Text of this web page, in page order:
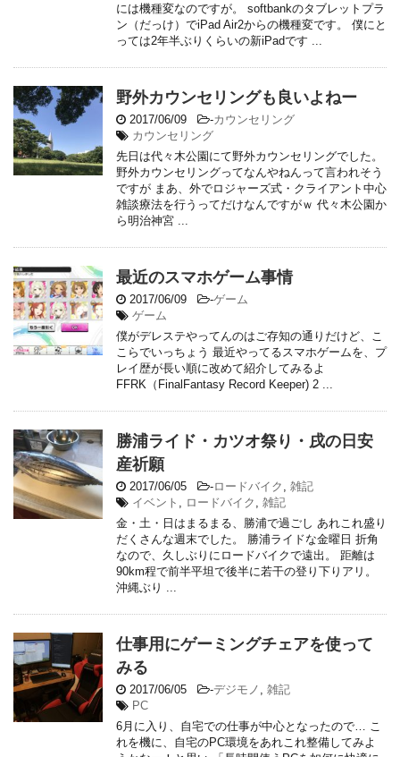
には機種変なのですが。 softbankのタブレットプラ
ン（だっけ）でiPad Air2からの機種変です。 僕にと
っては2年半ぶりくらいの新iPadです ...
野外カウンセリングも良いよねー
2017/06/09 -カウンセリング
カウンセリング
先日は代々木公園にて野外カウンセリングでした。
野外カウンセリングってなんやねんって言われそう
ですが まあ、外でロジャーズ式・クライアント中心
雑談療法を行うってだけなんですがｗ 代々木公園か
ら明治神宮 ...
最近のスマホゲーム事情
2017/06/09 -ゲーム
ゲーム
僕がデレステやってんのはご存知の通りだけど、こ
こらでいっちょう 最近やってるスマホゲームを、プ
レイ歴が長い順に改めて紹介してみるよ
FFRK（FinalFantasy Record Keeper) 2 ...
勝浦ライド・カツオ祭り・戌の日安
産祈願
2017/06/05 -ロードバイク
雑記
イベント
ロードバイク
雑記
金・土・日はまるまる、勝浦で過ごし あれこれ盛り
だくさんな週末でした。 勝浦ライドな金曜日 折角
なので、久しぶりにロードバイクで遠出。 距離は
90km程で前半平坦で後半に若干の登り下りアリ。
沖縄ぶり ...
仕事用にゲーミングチェアを使って
みる
2017/06/05 -デジモノ
雑記
PC
6月に入り、自宅での仕事が中心となったので… こ
れを機に、自宅のPC環境をあれこれ整備してみよ